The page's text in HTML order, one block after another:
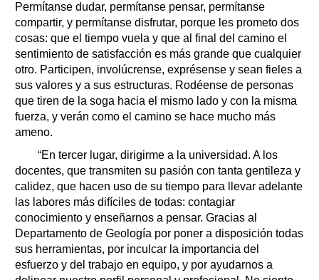
Permítanse dudar, permítanse pensar, permítanse
compartir, y permítanse disfrutar, porque les prometo dos
cosas: que el tiempo vuela y que al final del camino el
sentimiento de satisfacción es más grande que cualquier
otro. Participen, involúcrense, exprésense y sean fieles a
sus valores y a sus estructuras. Rodéense de personas
que tiren de la soga hacia el mismo lado y con la misma
fuerza, y verán como el camino se hace mucho más
ameno.
“En tercer lugar, dirigirme a la universidad. A los
docentes, que transmiten su pasión con tanta gentileza y
calidez, que hacen uso de su tiempo para llevar adelante
las labores más difíciles de todas: contagiar
conocimiento y enseñarnos a pensar. Gracias al
Departamento de Geología por poner a disposición todas
sus herramientas, por inculcar la importancia del
esfuerzo y del trabajo en equipo, y por ayudarnos a